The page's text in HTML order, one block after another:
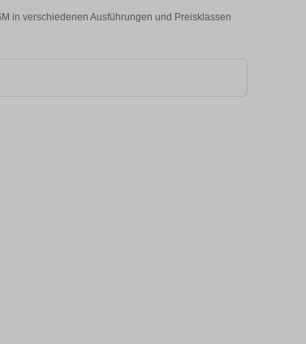
in verschiedenen Ausführungen und Preisklassen